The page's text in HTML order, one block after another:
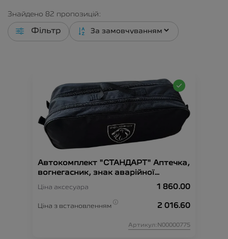
Знайдено 82 пропозицій:
Фільтр
Автокомплект "СТАНДАРТ" Аптечка,
вогнегасник, знак аварійної
органайзер, трос-буксир, жилет
безпеки.
Ціна аксесуара 1 860.00
Ціна з встановленням 2 016.60
Артикул:N00000775